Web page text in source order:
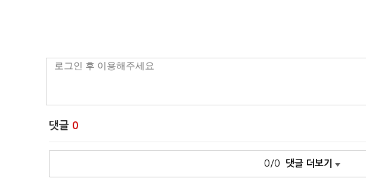
댓글 0
0/0 댓글 더보기